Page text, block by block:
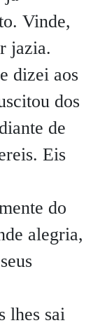
Vinde,
jazia.
dizei aos
dos
de
Eis
do
alegria,
lhes sai